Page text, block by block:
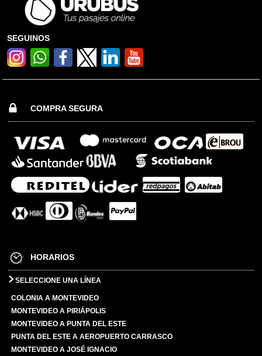
SEGUINOS
COMPRA SEGURA
HORARIOS
SELECCIONE UNA LÍNEA
COLONIA A MONTEVIDEO
MONTEVIDEO A PIRIÁPOLIS
MONTEVIDEO A PUNTA DEL ESTE
PUNTA DEL ESTE A AEROPUERTO CARRASCO
MONTEVIDEO A JOSÉ IGNACIO